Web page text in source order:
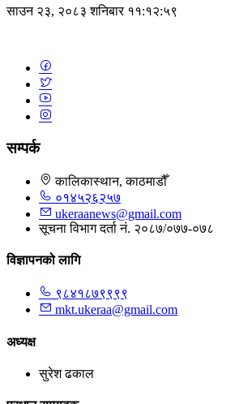
साउन २३, २०८३ शनिबार ११:१२:५९
सम्पर्क
कालिकास्थान, काठमाडौँ
०१४५२६२५७
ukeraanews@gmail.com
सूचना विभाग दर्ता नं. २०८७/०७७-०७८
विज्ञापनको लागि
९८४१८७९९९९
mkt.ukeraa@gmail.com
अध्यक्ष
सुरेश ढकाल